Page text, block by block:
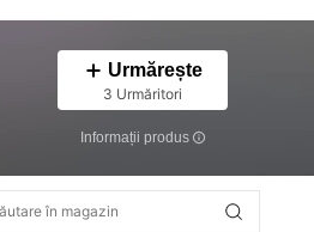
Urmărește
3 Urmăritori
Informații produs